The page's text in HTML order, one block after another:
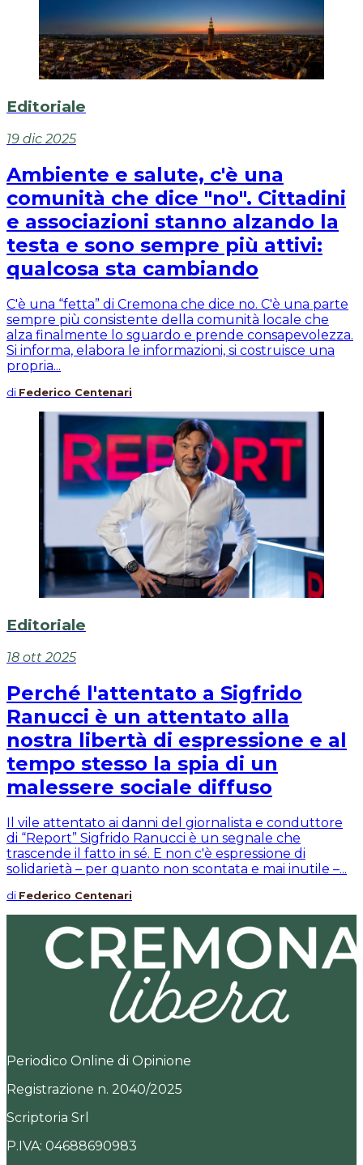
Editoriale
19 dic 2025
Ambiente e salute, c'è una
comunità che dice "no". Cittadini
e associazioni stanno alzando la
testa e sono sempre più attivi:
qualcosa sta cambiando
C'è una “fetta” di Cremona che dice no. C'è una parte
sempre più consistente della comunità locale che
alza finalmente lo sguardo e prende consapevolezza.
Si informa, elabora le informazioni, si costruisce una
propria...
di Federico Centenari
Editoriale
18 ott 2025
Perché l'attentato a Sigfrido
Ranucci è un attentato alla
nostra libertà di espressione e al
tempo stesso la spia di un
malessere sociale diffuso
Il vile attentato ai danni del giornalista e conduttore
di “Report” Sigfrido Ranucci è un segnale che
trascende il fatto in sé. E non c'è espressione di
solidarietà – per quanto non scontata e mai inutile –...
di Federico Centenari
Periodico Online di Opinione
Registrazione n. 2040/2025
Scriptoria Srl
P.IVA: 04688690983